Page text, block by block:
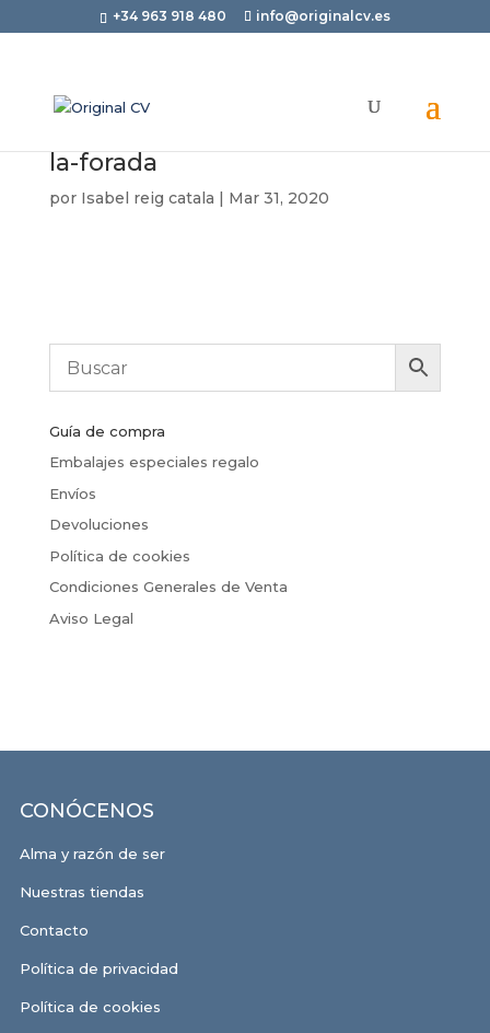
+34 963 918 480 info@originalcv.es
la-forada
por Isabel reig catala | Mar 31, 2020
Guía de compra
Embalajes especiales regalo
Envíos
Devoluciones
Política de cookies
Condiciones Generales de Venta
Aviso Legal
CONÓCENOS
Alma y razón de ser
Nuestras tiendas
Contacto
Política de privacidad
Política de cookies